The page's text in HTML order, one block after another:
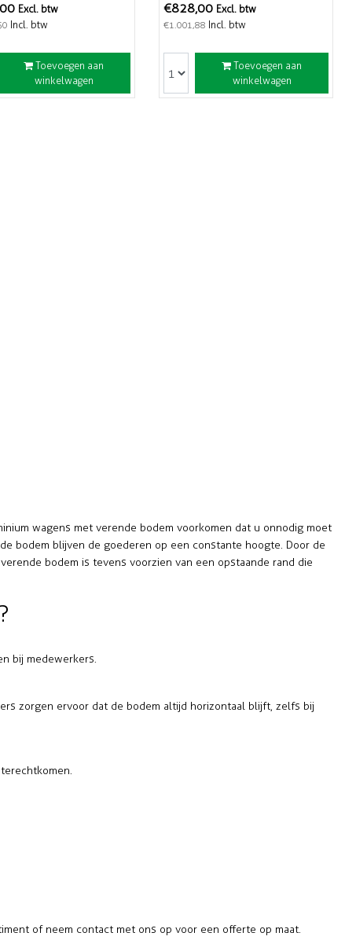
Excl. btw
Incl. btw
Toevoegen aan
winkelwagen
€828,00 Excl. btw
€1.001,88 Incl. btw
Toevoegen aan
winkelwagen
wagens met verende bodem voorkomen dat u onnodig moet
bodem blijven de goederen op een constante hoogte. Door de
bodem is tevens voorzien van een opstaande rand die
bij medewerkers.
zorgen ervoor dat de bodem altijd horizontaal blijft, zelfs bij
of neem contact met ons op voor een offerte op maat.